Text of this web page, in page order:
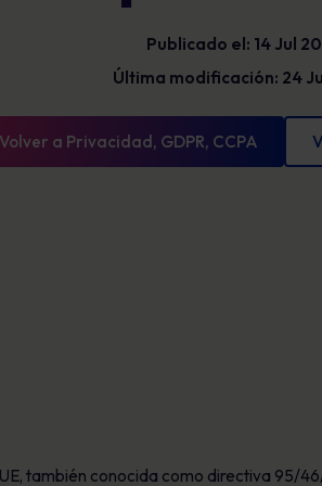
mensurable.
Definiciones de ciberseguridad
conocer
Publicado el: 14 Jul
Última modificación: 24
Volver a Privacidad, GDPR, CCPA
también conocida como directiva 95/